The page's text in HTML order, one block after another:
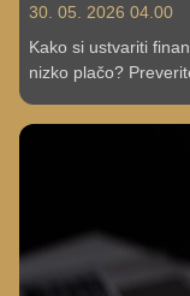
30. 05. 2026 04.00
Kako si ustvariti
nizko plačo?